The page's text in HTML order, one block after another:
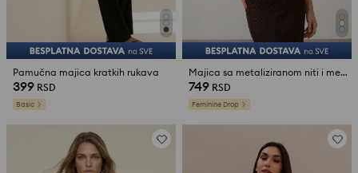
Pamučna majica kratkih rukava
399 RSD
Basic
Majica sa metaliziranom niti i mešavinom viskoze
749 RSD
Feminine Drop